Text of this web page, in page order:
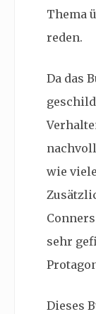
Thema
reden.
Da das
wie
sehr
Dieses